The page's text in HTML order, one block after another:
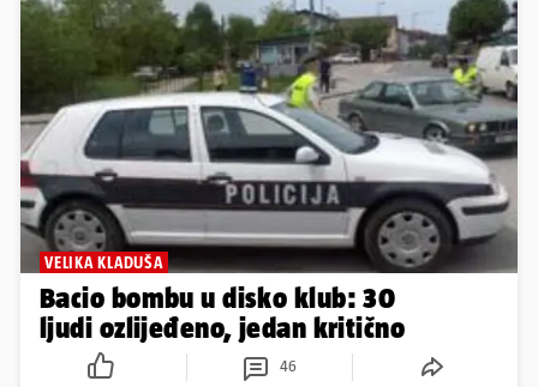
VELIKA KLADUŠA
Bacio bombu u disko klub: 30
ljudi ozlijeđeno, jedan kritično
46